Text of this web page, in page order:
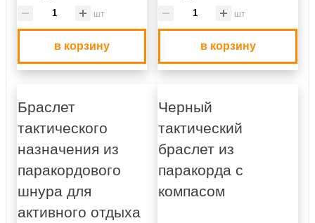
шт
в корзину
шт
в корзину
Браслет
тактического
назначения из
паракордового
шнура для
активного отдыха
Черный
тактический
браслет из
паракорда с
компасом